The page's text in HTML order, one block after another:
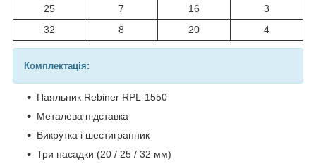
25
7 16
3
32
8 20 4
Комплектація:
Паяльник Rebiner RPL-1550
Металева підставка
Викрутка і шестигранник
Три насадки (20 / 25 / 32 мм)